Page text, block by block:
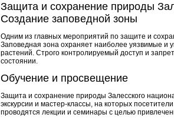
Защита и сохранение природы
Создание заповедной зоны
Одним из главных мероприятий по защите и
Заповедная зона охраняет наиболее уязвимые и
растений. Строго контролируемый доступ и
состоянии.
Обучение и просвещение
Защита и сохранение природы Залесского
экскурсии и мастер-классы, на которых
проводятся лекции и семинары с целью